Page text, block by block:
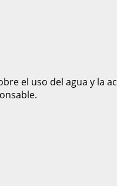
el uso del agua y la